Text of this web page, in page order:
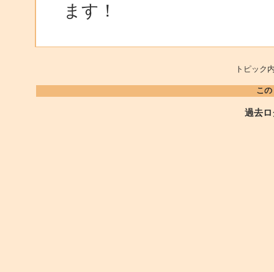
ます！
トピッ
こ
過去